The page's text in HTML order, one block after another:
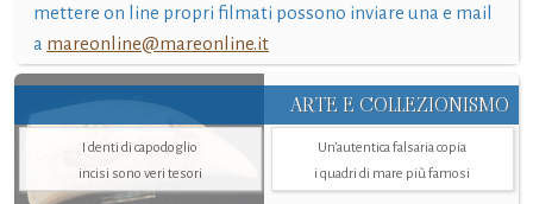
mettere on line propri filmati possono inviare una e mail
a mareonline@mareonline.it
ARTE E COLLEZIONISMO
I denti di capodoglio
incisi sono veri tesori
Un’autentica falsaria copia
i quadri di mare più famosi